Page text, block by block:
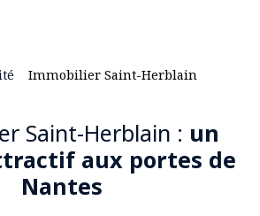
Immobilier Saint-Herblain
Saint-Herblain : un
aux portes de
Nantes